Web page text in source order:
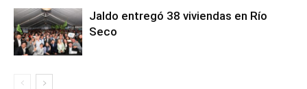
Jaldo entregó 38 viviendas en Río
Seco